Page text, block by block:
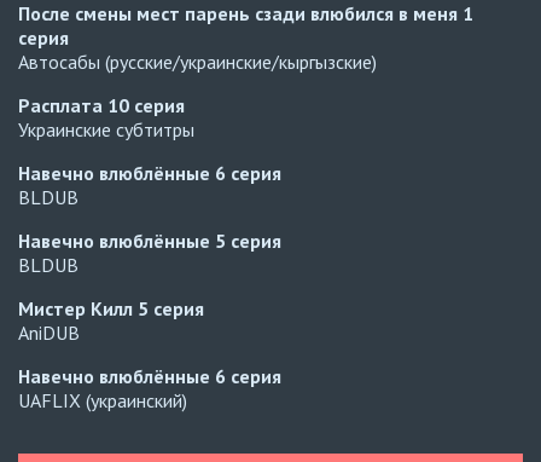
После смены мест парень сзади влюбился в меня 1
серия
Автосабы (русские/украинские/кыргызские)
Расплата 10 серия
Украинские субтитры
Навечно влюблённые 6 серия
BLDUB
Навечно влюблённые 5 серия
BLDUB
Мистер Килл 5 серия
AniDUB
Навечно влюблённые 6 серия
UAFLIX (украинский)